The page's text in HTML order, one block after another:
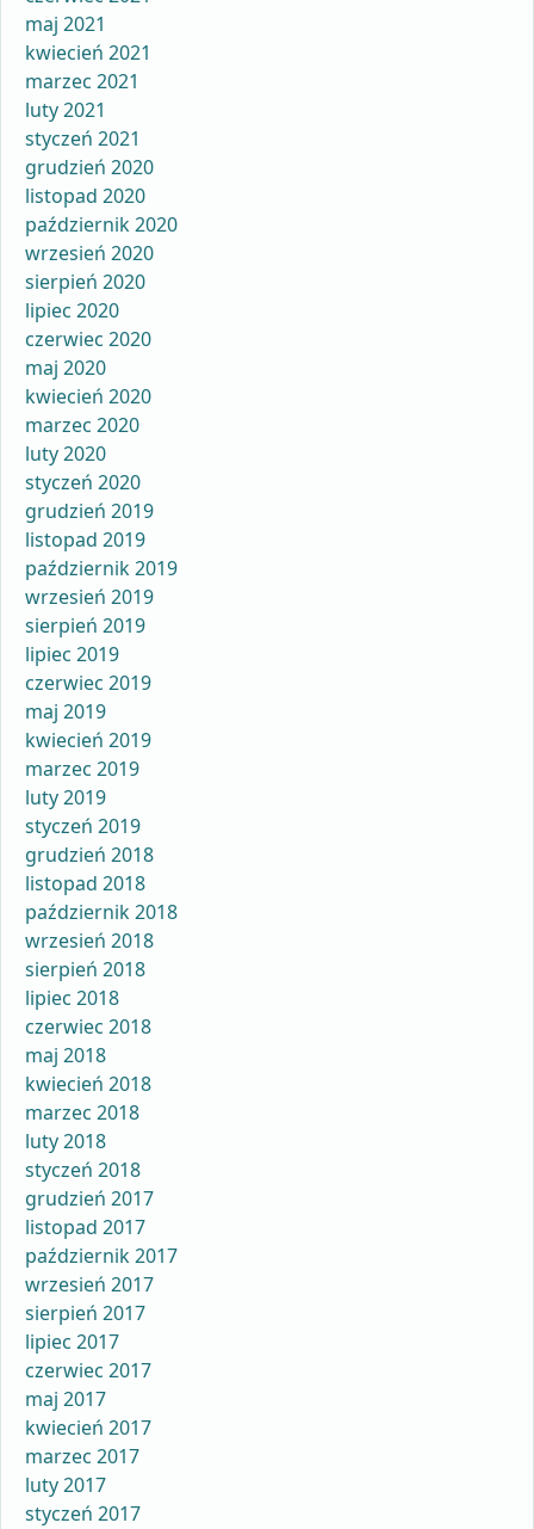
maj 2021
kwiecień 2021
marzec 2021
luty 2021
styczeń 2021
grudzień 2020
listopad 2020
październik 2020
wrzesień 2020
sierpień 2020
lipiec 2020
czerwiec 2020
maj 2020
kwiecień 2020
marzec 2020
luty 2020
styczeń 2020
grudzień 2019
listopad 2019
październik 2019
wrzesień 2019
sierpień 2019
lipiec 2019
czerwiec 2019
maj 2019
kwiecień 2019
marzec 2019
luty 2019
styczeń 2019
grudzień 2018
listopad 2018
październik 2018
wrzesień 2018
sierpień 2018
lipiec 2018
czerwiec 2018
maj 2018
kwiecień 2018
marzec 2018
luty 2018
styczeń 2018
grudzień 2017
listopad 2017
październik 2017
wrzesień 2017
sierpień 2017
lipiec 2017
czerwiec 2017
maj 2017
kwiecień 2017
marzec 2017
luty 2017
styczeń 2017